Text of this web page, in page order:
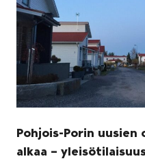
Pohjois-Porin
alkaa –